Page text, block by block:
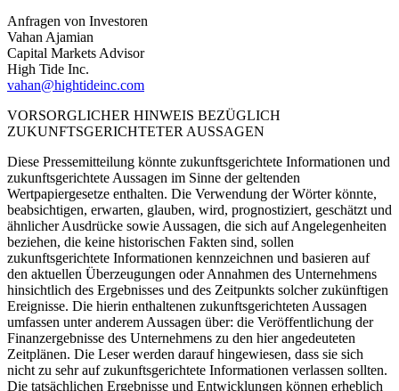
Anfragen von Investoren
Vahan Ajamian
Capital Markets Advisor
High Tide Inc.
vahan@hightideinc.com
VORSORGLICHER HINWEIS BEZÜGLICH
ZUKUNFTSGERICHTETER AUSSAGEN
Diese Pressemitteilung könnte zukunftsgerichtete Informationen und
zukunftsgerichtete Aussagen im Sinne der geltenden
Wertpapiergesetze enthalten. Die Verwendung der Wörter könnte,
beabsichtigen, erwarten, glauben, wird, prognostiziert, geschätzt und
ähnlicher Ausdrücke sowie Aussagen, die sich auf Angelegenheiten
beziehen, die keine historischen Fakten sind, sollen
zukunftsgerichtete Informationen kennzeichnen und basieren auf
den aktuellen Überzeugungen oder Annahmen des Unternehmens
hinsichtlich des Ergebnisses und des Zeitpunkts solcher zukünftigen
Ereignisse. Die hierin enthaltenen zukunftsgerichteten Aussagen
umfassen unter anderem Aussagen über: die Veröffentlichung der
Finanzergebnisse des Unternehmens zu den hier angedeuteten
Zeitplänen. Die Leser werden darauf hingewiesen, dass sie sich
nicht zu sehr auf zukunftsgerichtete Informationen verlassen sollten.
Die tatsächlichen Ergebnisse und Entwicklungen können erheblich